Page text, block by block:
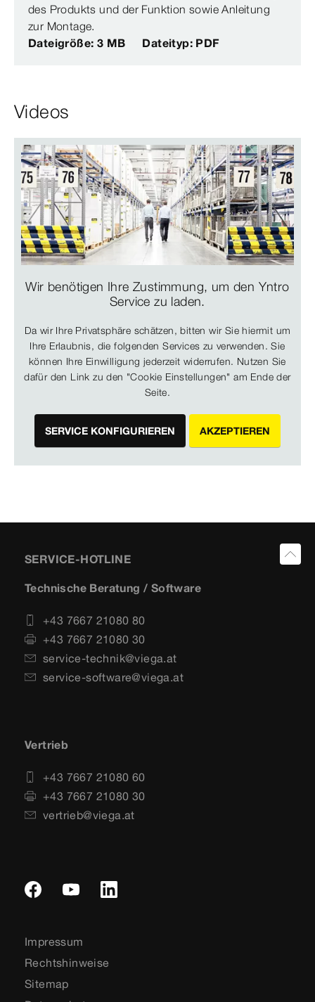
des Produkts und der Funktion sowie Anleitung
zur Montage.
Dateigröße: 3 MB
Dateityp: PDF
Videos
Wir benötigen Ihre Zustimmung, um den Yntro
Service zu laden.
Da wir Ihre Privatsphäre schätzen, bitten wir Sie hiermit um
Ihre Erlaubnis, die folgenden Services zu verwenden. Sie
können Ihre Einwilligung jederzeit widerrufen. Nutzen Sie
dafür den Link zu den "Cookie Einstellungen" am Ende der
Seite.
SERVICE KONFIGURIEREN AKZEPTIEREN
SERVICE-HOTLINE
Technische Beratung / Software
+43 7667 21080 80
+43 7667 21080 30
service-technik@viega.at
service-software@viega.at
Vertrieb
+43 7667 21080 60
+43 7667 21080 30
vertrieb@viega.at
Impressum
Rechtshinweise
Sitemap